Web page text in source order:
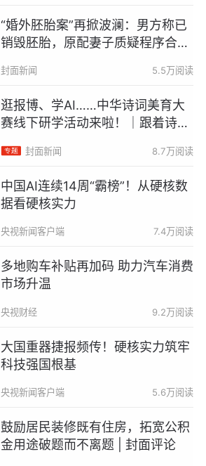
“婚外胚胎案”再掀波澜：男方称已
销毁胚胎，原配妻子质疑程序合法
封面新闻 5.5万阅读
逛报博、学AI……中华诗词美育大
赛线下研学活动来啦！｜跟着诗词
封面新闻 8.7万阅读
中国AI连续14周“霸榜”！从硬核数
据看硬核实力
央视新闻客户端 7.4万阅读
多地购车补贴再加码 助力汽车消费
市场升温
央视财经 9.2万阅读
大国重器捷报频传！硬核实力筑牢
科技强国根基
央视新闻客户端 5.6万阅读
鼓励居民装修既有住房，拓宽公积
金用途破题而不离题 | 封面评论